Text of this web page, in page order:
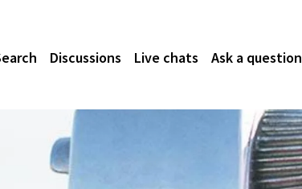
Discussions Live chats Ask a question